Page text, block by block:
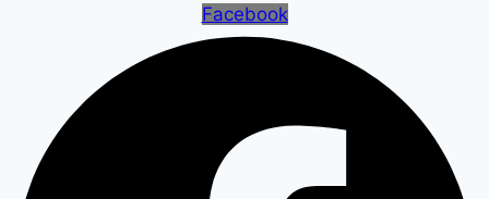
Facebook